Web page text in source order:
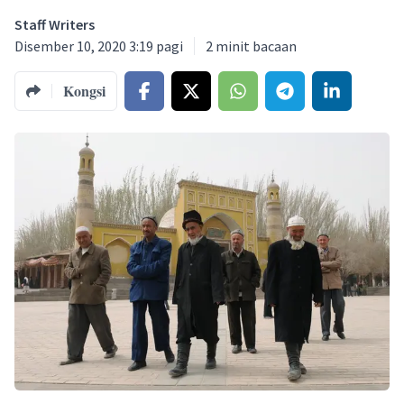
Staff Writers
Disember 10, 2020 3:19 pagi
2 minit bacaan
Kongsi